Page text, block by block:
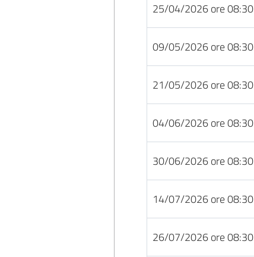
25/04/2026 ore 08:30
09/05/2026 ore 08:30
21/05/2026 ore 08:30
04/06/2026 ore 08:30
30/06/2026 ore 08:30
14/07/2026 ore 08:30
26/07/2026 ore 08:30